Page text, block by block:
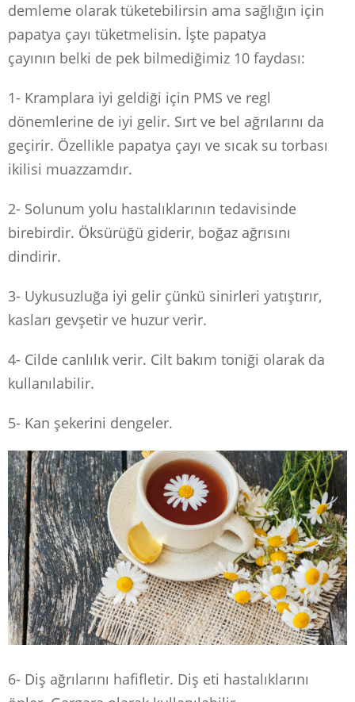
demleme olarak tüketebilirsin ama sağlığın için
papatya çayı tüketmelisin. İşte papatya
çayının belki de pek bilmediğimiz 10 faydası:
1- Kramplara iyi geldiği için PMS ve regl
dönemlerine de iyi gelir. Sırt ve bel ağrılarını da
geçirir. Özellikle papatya çayı ve sıcak su torbası
ikilisi muazzamdır.
2- Solunum yolu hastalıklarının tedavisinde
birebirdir. Öksürüğü giderir, boğaz ağrısını
dindirir.
3- Uykusuzluğa iyi gelir çünkü sinirleri yatıştırır,
kasları gevşetir ve huzur verir.
4- Cilde canlılık verir. Cilt bakım toniği olarak da
kullanılabilir.
5- Kan şekerini dengeler.
6- Diş ağrılarını hafifletir. Diş eti hastalıklarını